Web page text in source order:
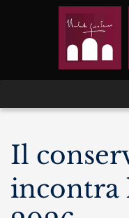
Il
incontra